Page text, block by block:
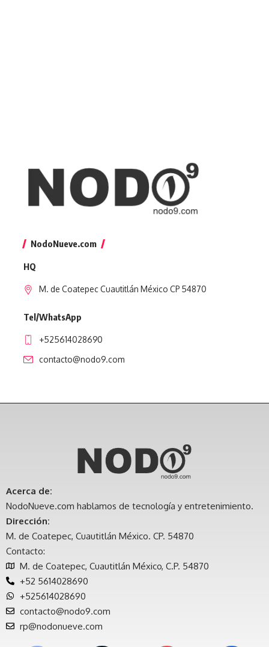
NodoNueve.com
HQ
M. de Coatepec Cuautitlán México CP 54870
Tel/WhatsApp
+525614028690
contacto@nodo9.com
Acerca de:
NodoNueve.com hablamos de tecnología y entretenimiento.
Dirección:
M. de Coatepec, Cuautitlán México. CP. 54870
Contacto:
M. de Coatepec, Cuautitlán México, C.P. 54870
+52 5614028690
+525614028690
contacto@nodo9.com
rp@nodonueve.com